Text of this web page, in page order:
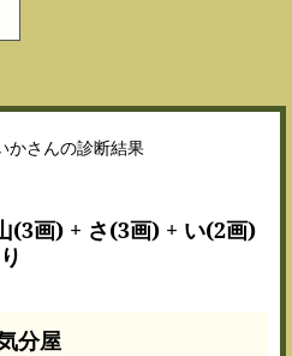
(3画) + さ(3画) + い(2画)
分屋